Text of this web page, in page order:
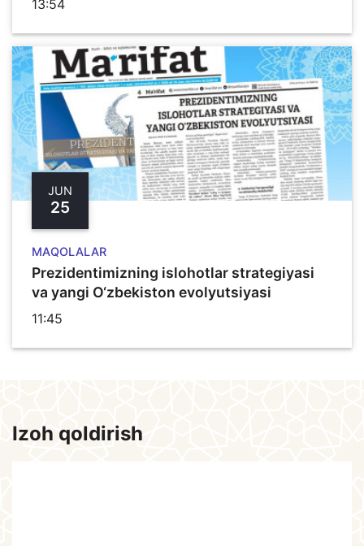
13:54
JUN
25
MAQOLALAR
Prezidentimizning islohotlar strategiyasi
va yangi O‘zbekiston evolyutsiyasi
11:45
Izoh qoldirish